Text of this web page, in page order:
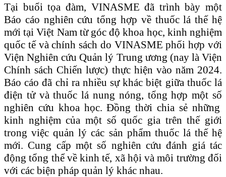
Tại buổi tọa đàm, VINASME đã trình bày một
Báo cáo nghiên cứu tổng hợp về thuốc lá thế hệ
mới tại Việt Nam từ góc độ khoa học, kinh nghiệm
quốc tế và chính sách do VINASME phối hợp với
Viện Nghiên cứu Quản lý Trung ương (nay là Viện
Chính sách Chiến lược) thực hiện vào năm 2024.
Báo cáo đã chỉ ra nhiềusự khác biệt giữa thuốc lá
điện tử và thuốc lá nung nóng, tổng hợpmột số
nghiên cứu khoa học. Đồng thời chia sẻ những
kinh nghiệm của một số quốc gia trên thế giới
trong việc quản lý các sản phẩm thuốc lá thế hệ
mới.Cung cấp một số nghiên cứu đánh giá tác
động tổng thể về kinh tế, xã hội và môi trường đối
với các biện pháp quản lý khác nhau.